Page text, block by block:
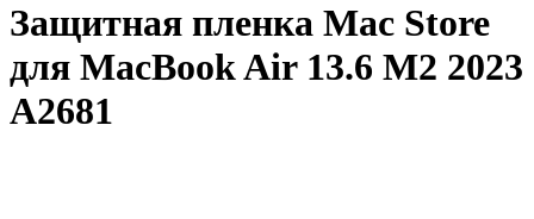
Защитная пленка Mac Store
для MacBook Air 13.6 M2 2023
A2681